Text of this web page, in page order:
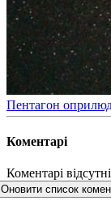
​Пентагон
Коментарі
Коментарі
Оновити список